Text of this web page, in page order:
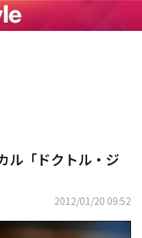
ル「ドクトル・ジ
2012/01/20 09:52